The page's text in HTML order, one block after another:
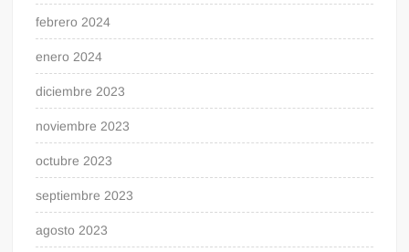
febrero 2024
enero 2024
diciembre 2023
noviembre 2023
octubre 2023
septiembre 2023
agosto 2023